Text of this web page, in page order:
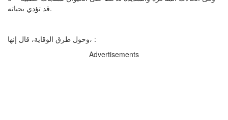
قد تؤدي بحياته.
وحول طرق الوقاية، قال إنها، :
Advertisements